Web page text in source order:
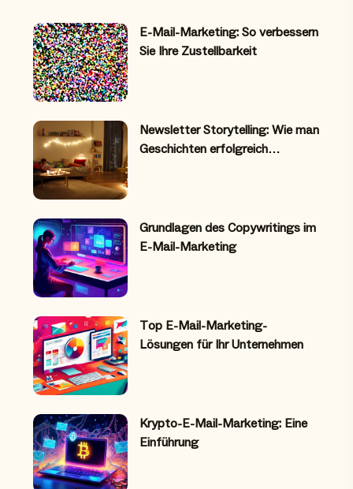
E-Mail-Marketing: So verbessern
Sie Ihre Zustellbarkeit
Newsletter Storytelling: Wie man
Geschichten erfolgreich…
Grundlagen des Copywritings im
E-Mail-Marketing
Top E-Mail-Marketing-
Lösungen für Ihr Unternehmen
Krypto-E-Mail-Marketing: Eine
Einführung